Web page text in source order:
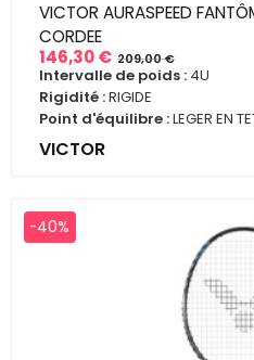
VICTOR AURASPEED
CORDEE
Prix
146,30 €
Prix
de
base
209,00 €
Intervalle de poids : 4U
Rigidité :RIGIDE
Point d'équilibre :LEGER EN
VICTOR
-40%